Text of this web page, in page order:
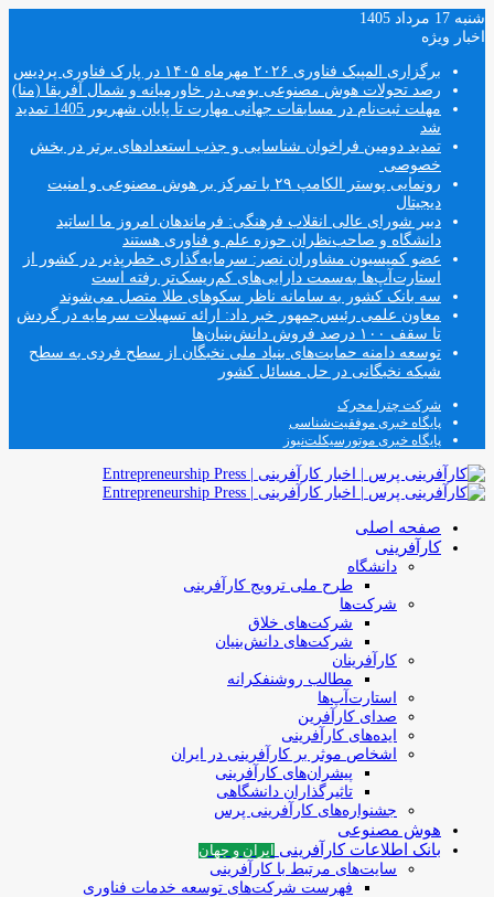
شنبه 17 مرداد 1405
اخبار ویژه
برگزاری المپیک فناوری ۲۰۲۶ مهرماه ۱۴۰۵ در پارک فناوری پردیس
رصد تحولات هوش مصنوعی بومی در خاورمیانه و شمال آفریقا (منا)
مهلت ثبت‌نام در مسابقات جهانی مهارت تا پایان شهریور 1405 تمدید
شد
تمدید دومین فراخوان شناسایی و جذب استعدادهای برتر در بخش
خصوصی
رونمایی پوستر الکامپ ۲۹ با تمرکز بر هوش مصنوعی و امنیت
دیجیتال
دبیر شورای عالی انقلاب فرهنگی: فرماندهان امروز ما اساتید
دانشگاه و صاحب‌نظران حوزه علم و فناوری هستند
عضو کمیسیون مشاوران نصر: سرمایه‌گذاری خطرپذیر در کشور از
استارت‌آپ‌ها به‌سمت دارایی‌های کم‌ریسک‌تر رفته است
سه بانک کشور به سامانه ناظر سکوهای طلا متصل می‌شوند
معاون علمی رئیس‌جمهور خبر داد: ارائه تسهیلات سرمایه در گردش
تا سقف ۱۰۰ درصد فروش دانش‌بنیان‌ها
توسعه دامنه حمایت‌های بنیاد ملی نخبگان از سطح فردی به سطح
شبکه نخبگانی در حل مسائل کشور
شرکت چترا محرک
پایگاه خبری موفقیت‌شناسی
پایگاه خبری موتورسیکلت‌نیوز
صفحه اصلی
کارآفرینی
دانشگاه
طرح ملی ترویج کارآفرینی
شرکت‌ها
شرکت‌های خلاق
شرکت‌های دانش‌بنیان
کارآفرینان
مطالب روشنفکرانه
استارت‌آپ‌ها
صدای کارآفرین
ایده‌های کارآفرینی
اشخاص موثر بر کارآفرینی در ایران
پیشران‌های کارآفرینی
تاثیرگذاران دانشگاهی
جشنواره‌های کارآفرینی‌ پرس
هوش مصنوعی
بانک اطلاعات کارآفرینی
ایران و جهان
سایت‌های مرتبط با کارآفرینی
فهرست شرکت‌های‌‌ توسعه‌ خدمات فناوری